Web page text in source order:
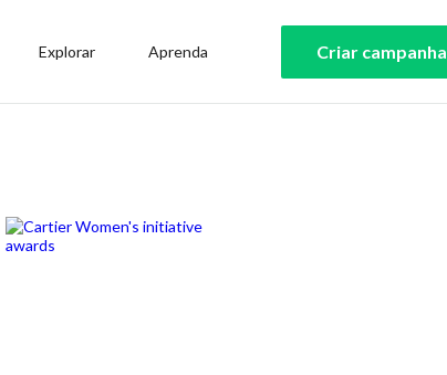
Explorar Aprenda Criar campanha